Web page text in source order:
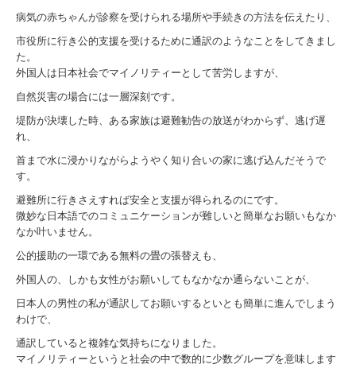
病気の赤ちゃんが診察を受けられる場所や手続きの方法を伝えたり、
市役所に行き公的支援を受けるために通訳のようなことをしてきまし
た。
外国人は日本社会でマイノリティーとして苦労しますが、
自然災害の場合には一層深刻です。
堤防が決壊した時、ある家族は避難勧告の放送がわからず、逃げ遅
れ、
首まで水に浸かりながらようやく知り合いの家に逃げ込んだそうで
す。
避難所に行きさえすれば安全と支援が得られるのにです。
微妙な日本語でのコミュニケーションが難しいと簡単なお願いもなか
なか叶いません。
公的援助の一環である無料の畳の張替えも、
外国人の、しかも女性がお願いしてもなかなか通らないことが、
日本人の男性の私が通訳してお願いするといとも簡単に進んでしまう
わけで、
通訳していると複雑な気持ちになりました。
マイノリティーというと社会の中で数的に少数グループを意味します